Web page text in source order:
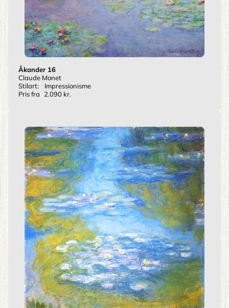
Åkander 16
Claude Monet
Stilart:
Impressionisme
Pris fra
2.090 kr.